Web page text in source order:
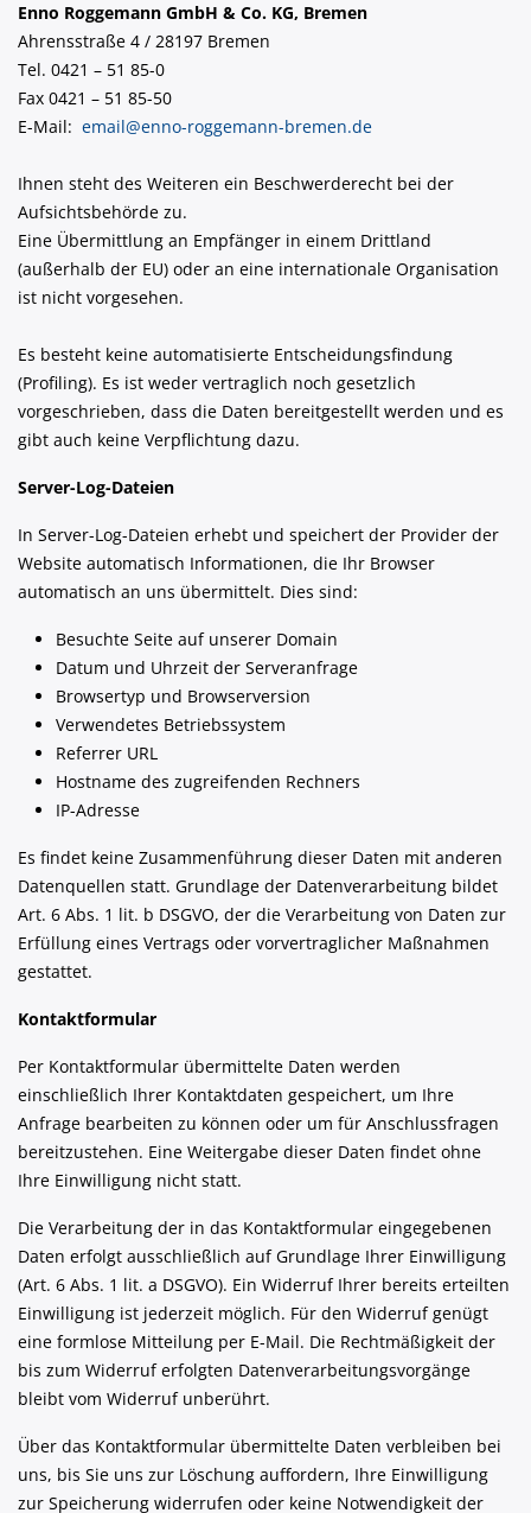
Enno Roggemann GmbH & Co. KG, Bremen
Ahrensstraße 4 / 28197 Bremen
Tel. 0421 – 51 85-0
Fax 0421 – 51 85-50
E-Mail: email@enno-roggemann-bremen.de
Ihnen steht des Weiteren ein Beschwerderecht bei der
Aufsichtsbehörde zu.
Eine Übermittlung an Empfänger in einem Drittland
(außerhalb der EU) oder an eine internationale Organisation
ist nicht vorgesehen.
Es besteht keine automatisierte Entscheidungsfindung
(Profiling). Es ist weder vertraglich noch gesetzlich
vorgeschrieben, dass die Daten bereitgestellt werden und es
gibt auch keine Verpflichtung dazu.
Server-Log-Dateien
In Server-Log-Dateien erhebt und speichert der Provider der
Website automatisch Informationen, die Ihr Browser
automatisch an uns übermittelt. Dies sind:
Besuchte Seite auf unserer Domain
Datum und Uhrzeit der Serveranfrage
Browsertyp und Browserversion
Verwendetes Betriebssystem
Referrer URL
Hostname des zugreifenden Rechners
IP-Adresse
Es findet keine Zusammenführung dieser Daten mit anderen
Datenquellen statt. Grundlage der Datenverarbeitung bildet
Art. 6 Abs. 1 lit. b DSGVO, der die Verarbeitung von Daten zur
Erfüllung eines Vertrags oder vorvertraglicher Maßnahmen
gestattet.
Kontaktformular
Per Kontaktformular übermittelte Daten werden
einschließlich Ihrer Kontaktdaten gespeichert, um Ihre
Anfrage bearbeiten zu können oder um für Anschlussfragen
bereitzustehen. Eine Weitergabe dieser Daten findet ohne
Ihre Einwilligung nicht statt.
Die Verarbeitung der in das Kontaktformular eingegebenen
Daten erfolgt ausschließlich auf Grundlage Ihrer Einwilligung
(Art. 6 Abs. 1 lit. a DSGVO). Ein Widerruf Ihrer bereits erteilten
Einwilligung ist jederzeit möglich. Für den Widerruf genügt
eine formlose Mitteilung per E-Mail. Die Rechtmäßigkeit der
bis zum Widerruf erfolgten Datenverarbeitungsvorgänge
bleibt vom Widerruf unberührt.
Über das Kontaktformular übermittelte Daten verbleiben bei
uns, bis Sie uns zur Löschung auffordern, Ihre Einwilligung
zur Speicherung widerrufen oder keine Notwendigkeit der